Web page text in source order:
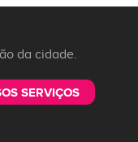
da cidade.
SERVIÇOS